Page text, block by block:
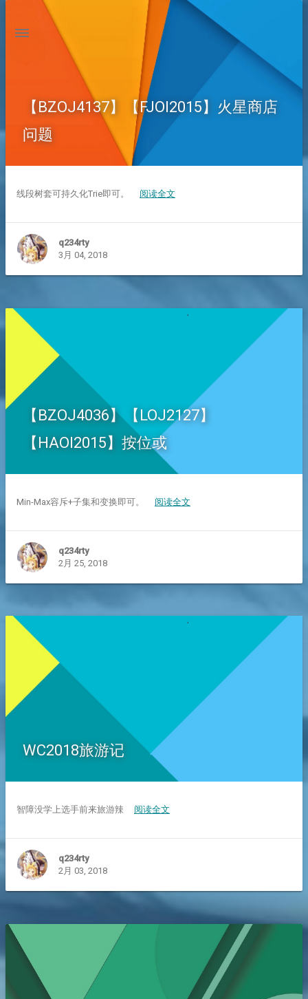
【BZOJ4137】【FJOI2015】火星商店
问题
线段树套可持久化Trie即可。 阅读全文
q234rty
3月 04, 2018
【BZOJ4036】【LOJ2127】
【HAOI2015】按位或
Min-Max容斥+子集和变换即可。 阅读全文
q234rty
2月 25, 2018
WC2018旅游记
智障没学上选手前来旅游辣 阅读全文
q234rty
2月 03, 2018